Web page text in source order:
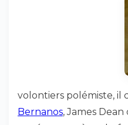
volontiers polémiste, il
Bernanos, James Dean